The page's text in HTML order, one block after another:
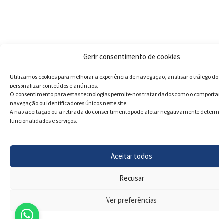
Gerir consentimento de cookies
Utilizamos cookies para melhorar a experiência de navegação, analisar o tráfego do
personalizar conteúdos e anúncios.
O consentimento para estas tecnologias permite-nos tratar dados como o
navegação ou identificadores únicos neste site.
A não aceitação ou a retirada do consentimento pode afetar negativamente
funcionalidades e serviços.
Aceitar todos
Recusar
Ver preferências